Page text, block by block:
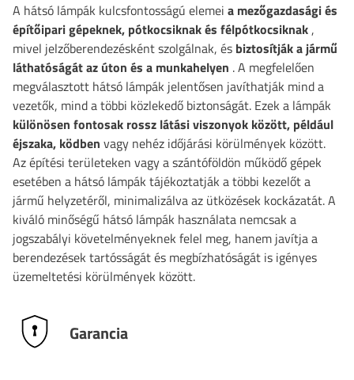
A hátsó lámpák kulcsfontosságú elemei a mezőgazdasági és
építőipari gépeknek, pótkocsiknak és félpótkocsiknak,
mivel jelzőberendezésként szolgálnak, és biztosítják a jármű
láthatóságát az úton és a munkahelyen . A megfelelően
megválasztott hátsó lámpák jelentősen javíthatják mind a
vezetők, mind a többi közlekedő biztonságát. Ezek a lámpák
különösen fontosak rossz látási viszonyok között, például
éjszaka, ködben vagy nehéz időjárási körülmények között.
Az építési területeken vagy a szántóföldön működő gépek
esetében a hátsó lámpák tájékoztatják a többi kezelőt a
jármű helyzetéről, minimalizálva az ütközések kockázatát. A
kiváló minőségű hátsó lámpák használata nemcsak a
jogszabályi követelményeknek felel meg, hanem javítja a
berendezések tartósságát és megbízhatóságát is igényes
üzemeltetési körülmények között.
Garancia